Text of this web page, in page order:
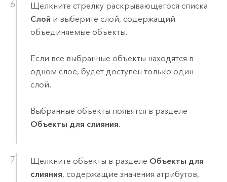
Щелкните стрелку раскрывающегося списка
Слой и выберите слой, содержащий
объединяемые объекты.
Если все выбранные объекты находятся в
одном слое, будет доступен только один
слой.
Выбранные объекты появятся в разделе
Объекты для слияния.
Щелкните объекты в разделе Объекты для
слияния, содержащие значения атрибутов,